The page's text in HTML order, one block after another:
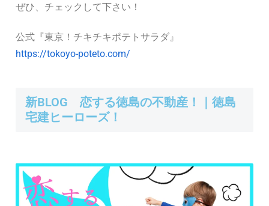
ぜひ、チェックして下さい！
公式『東京！チキチキポテトサラダ』
https://tokoyo-poteto.com/
新BLOG 恋する徳島の不動産！｜徳島
宅建ヒーローズ！